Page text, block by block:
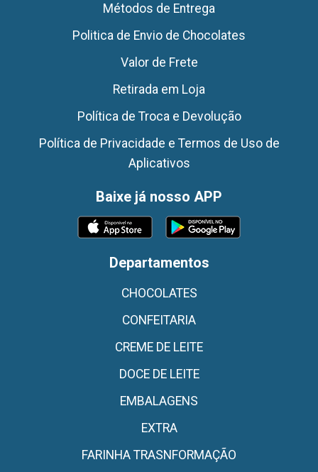
Métodos de Entrega
Politica de Envio de Chocolates
Valor de Frete
Retirada em Loja
Política de Troca e Devolução
Política de Privacidade e Termos de Uso de
Aplicativos
Baixe já nosso APP
Departamentos
CHOCOLATES
CONFEITARIA
CREME DE LEITE
DOCE DE LEITE
EMBALAGENS
EXTRA
FARINHA TRASNFORMAÇÃO